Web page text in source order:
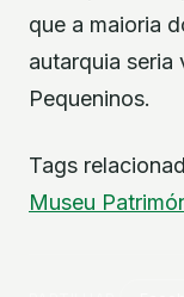
que a maioria
autarquia seria
Pequeninos.
Tags
Museu